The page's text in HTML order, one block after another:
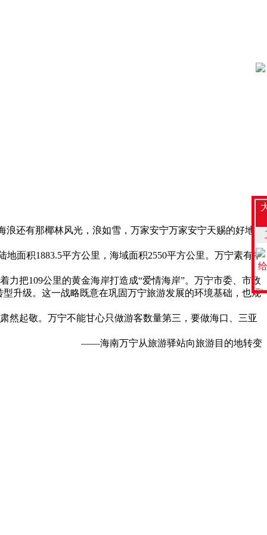
还有那椰林风光，浪如雪，万家安宁万家安宁天赐的好地
面积1883.5平方公里，海域面积2550平方公里。万宁素有中
把109公里的黄金海岸打造成“爱情海岸”。万宁市委、市政
升级。这一战略既意在巩固万宁旅游发展的环境基础，也规
起敬。万宁不能甘心只做游客数量第三，要做海口、三亚
——海南万宁从旅游驿站向旅游目的地转变